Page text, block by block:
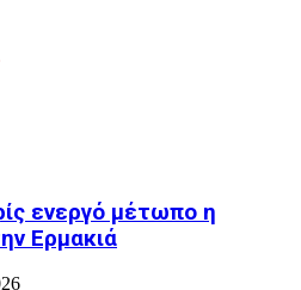
ενεργό μέτωπο η
Ερμακιά